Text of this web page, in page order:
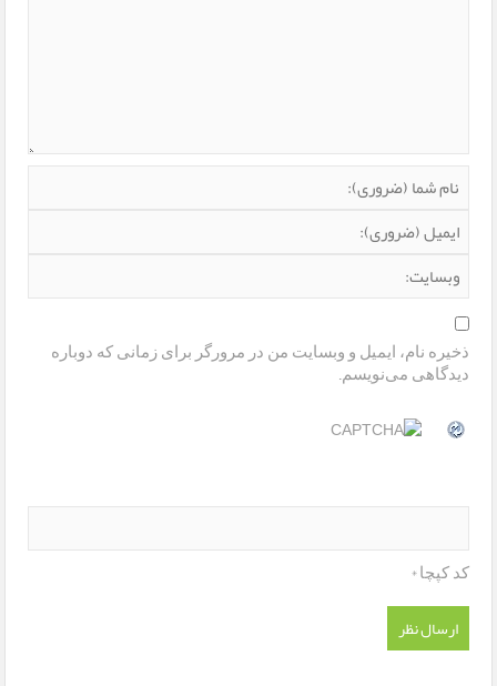
ذخیره نام، ایمیل و وبسایت من در مرورگر برای زمانی که دوباره
دیدگاهی می‌نویسم.
کد کپچا*